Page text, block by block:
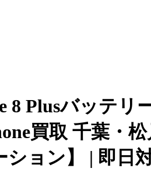
8 Plusバッテリ
買取 千葉・
ション】 | 即日